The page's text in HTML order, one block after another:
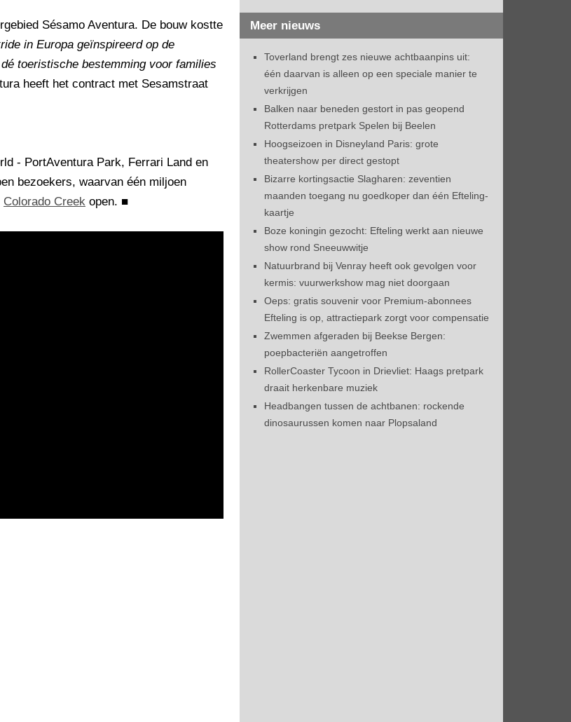
Sésamo Aventura. De bouw kostte
in Europa geïnspireerd op de
toeristische bestemming voor families
heeft het contract met Sesamstraat
- PortAventura Park, Ferrari Land en
bezoekers, waarvan één miljoen
Colorado Creek open. ■
Meer nieuws
Toverland brengt zes nieuwe achtbaanpins uit:
één daarvan is alleen op een speciale manier te
verkrijgen
Balken naar beneden gestort in pas geopend
Rotterdams pretpark Spelen bij Beelen
Hoogseizoen in Disneyland Paris: grote
theatershow per direct gestopt
Bizarre kortingsactie Slagharen: zeventien
maanden toegang nu goedkoper dan één Efteling-
kaartje
Boze koningin gezocht: Efteling werkt aan nieuwe
show rond Sneeuwwitje
Natuurbrand bij Venray heeft ook gevolgen voor
kermis: vuurwerkshow mag niet doorgaan
Oeps: gratis souvenir voor Premium-abonnees
Efteling is op, attractiepark zorgt voor compensatie
Zwemmen afgeraden bij Beekse Bergen:
poepbacteriën aangetroffen
RollerCoaster Tycoon in Drievliet: Haags pretpark
draait herkenbare muziek
Headbangen tussen de achtbanen: rockende
dinosaurussen komen naar Plopsaland